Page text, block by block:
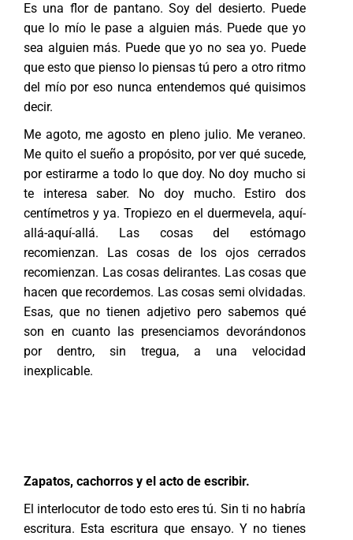
Es una flor de pantano. Soy del desierto. Puede
que lo mío le pase a alguien más. Puede que yo
sea alguien más. Puede que yo no sea yo. Puede
que esto que pienso lo piensas tú pero a otro ritmo
del mío por eso nunca entendemos qué quisimos
decir.
Me agoto, me agosto en pleno julio. Me veraneo.
Me quito el sueño a propósito, por ver qué sucede,
por estirarme a todo lo que doy. No doy mucho si
te interesa saber. No doy mucho. Estiro dos
centímetros y ya. Tropiezo en el duermevela, aquí-
allá-aquí-allá. Las cosas del estómago
recomienzan. Las cosas de los ojos cerrados
recomienzan. Las cosas delirantes. Las cosas que
hacen que recordemos. Las cosas semi olvidadas.
Esas, que no tienen adjetivo pero sabemos qué
son en cuanto las presenciamos devorándonos
por dentro, sin tregua, a una velocidad
inexplicable.
Zapatos, cachorros y el acto de escribir.
El interlocutor de todo esto eres tú. Sin ti no habría
escritura. Esta escritura que ensayo. Y no tienes